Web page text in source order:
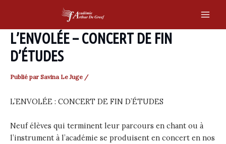
content
L’ENVOLÉE – CONCERT DE FIN
D’ÉTUDES
Publié par Savina Le Juge /
L’ENVOLÉE : CONCERT DE FIN D’ÉTUDES
Neuf élèves qui terminent leur parcours en chant ou à
l’instrument à l’académie se produisent en concert en nos